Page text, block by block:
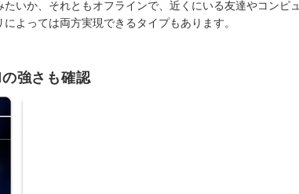
いか、それともオフラインで、近くにいる友達やコンピュ
よっては両方実現できるタイプもあります。
強さも確認